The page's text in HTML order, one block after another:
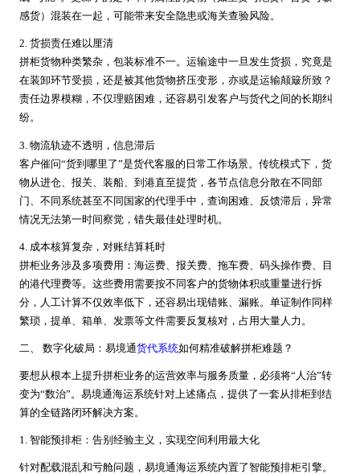
感货）混装在一起，可能带来安全隐患或海关查验风险。
2. 货损责任难以厘清
拼柜货物种类繁杂，包装标准不一。运输途中一旦发生货损，究竟是
在装卸环节受损，还是被其他货物挤压变形，亦或是运输颠簸所致？
责任边界模糊，不仅理赔困难，还容易引发客户与货代之间的长期纠
纷。
3. 物流轨迹不透明，信息滞后
客户催问“货到哪里了”是货代客服的日常工作场景。传统模式下，货
物从进仓、报关、装船、到港直至提货，各节点信息分散在不同部
门、不同系统甚至不同国家的代理手中，查询困难、反馈滞后，异常
情况无法第一时间察觉，错失最佳处理时机。
4. 成本核算复杂，对账结算耗时
拼柜业务涉及多项费用：海运费、报关费、拖车费、码头操作费、目
的港代理费等。这些费用需要按不同客户的货物体积或重量进行拆
分，人工计算不仅效率低下，还容易出现错账、漏账。单证制作同样
繁琐，提单、箱单、发票等文件需要反复核对，占用大量人力。
二、 数字化破局：易境通货代系统如何精准破解拼柜难题？
要想从根本上提升拼柜业务的运营效率与服务质量，必须将“人治”转
变为“数治”。易境通海运系统针对上述痛点，提供了一套从排柜到结
算的全链路闭环解决方案。
1. 智能预排柜：告别经验主义，实现空间利用最大化
针对配载混乱和亏舱问题，易境通海运系统内置了智能预排柜引擎。